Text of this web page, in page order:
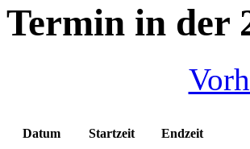
Termin in der
Datum Startzeit Endzeit